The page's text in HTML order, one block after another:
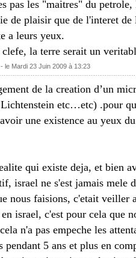
pas les "maitres" du petrole,
de plaisir que de l'interet de
a leurs yeux.
la terre serait un
le Mardi 23 Juin 2009 à 13:23
de la creation d’un
etc…etc) .pour
une existence au yeux
qui existe deja, et bien
israel ne s'est jamais mele
nous faisions, c'etait veiller
israel, c'est pour cela que
n'a pas empeche les
pendant 5 ans et plus en